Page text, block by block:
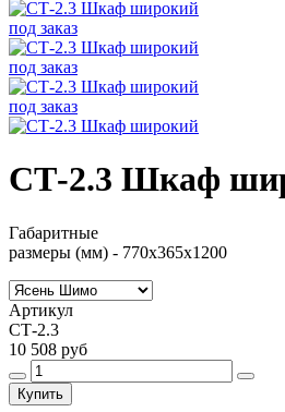
под заказ
под заказ
под заказ
СТ-2.3 Шкаф
Габаритные
размеры (мм) - 770х365х1200
Артикул
СТ-2.3
10 508 руб
Купить